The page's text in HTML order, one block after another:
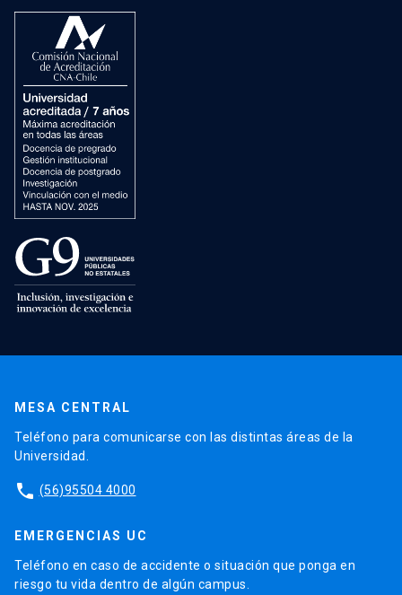
MESA CENTRAL
Teléfono para comunicarse con las distintas áreas de la
Universidad.
phone (56)95504 4000
EMERGENCIAS UC
Teléfono en caso de accidente o situación que ponga en
riesgo tu vida dentro de algún campus.